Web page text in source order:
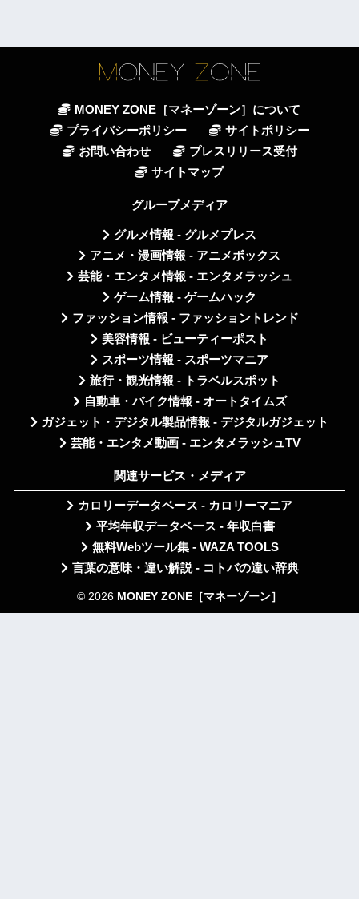
MONEY ZONE［マネーゾーン］について
プライバシーポリシー
サイトポリシー
お問い合わせ
プレスリリース受付
サイトマップ
グループメディア
グルメ情報 - グルメプレス
アニメ・漫画情報 - アニメボックス
芸能・エンタメ情報 - エンタメラッシュ
ゲーム情報 - ゲームハック
ファッション情報 - ファッショントレンド
美容情報 - ビューティーポスト
スポーツ情報 - スポーツマニア
旅行・観光情報 - トラベルスポット
自動車・バイク情報 - オートタイムズ
ガジェット・デジタル製品情報 - デジタルガジェット
芸能・エンタメ動画 - エンタメラッシュTV
関連サービス・メディア
カロリーデータベース - カロリーマニア
平均年収データベース - 年収白書
無料Webツール集 - WAZA TOOLS
言葉の意味・違い解説 - コトバの違い辞典
© 2026 MONEY ZONE［マネーゾーン］